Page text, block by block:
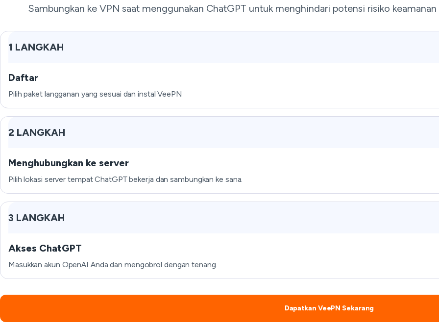
Sambungkan ke VPN saat menggunakan ChatGPT untuk menghindari potensi risiko
1 LANGKAH
Daftar
Pilih paket langganan yang sesuai dan instal VeePN
2 LANGKAH
Menghubungkan ke server
Pilih lokasi server tempat ChatGPT bekerja dan sambungkan ke sana.
3 LANGKAH
Akses ChatGPT
Masukkan akun OpenAI Anda dan mengobrol dengan tenang.
Dapatkan VeePN Sekarang